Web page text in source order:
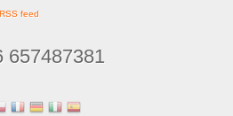
feed
657487381